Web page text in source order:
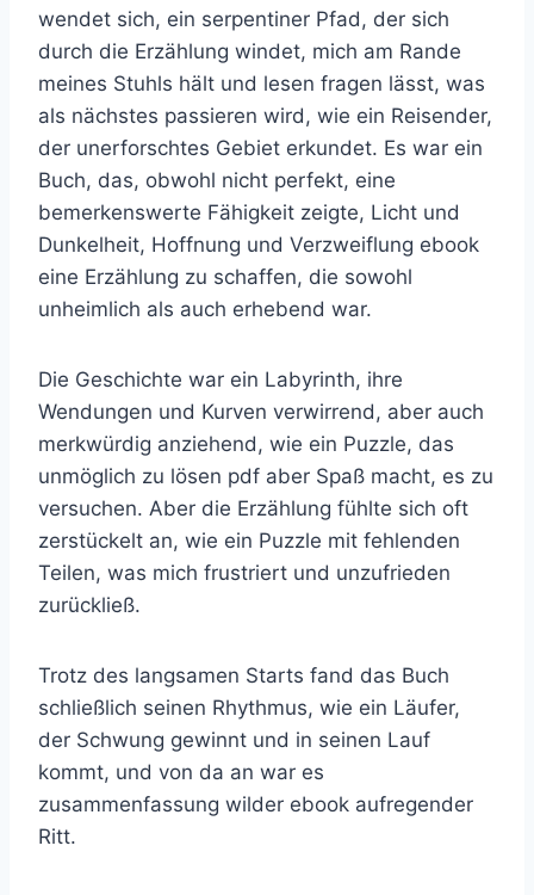
wendet sich, ein serpentiner Pfad, der sich
durch die Erzählung windet, mich am Rande
meines Stuhls hält und lesen fragen lässt, was
als nächstes passieren wird, wie ein Reisender,
der unerforschtes Gebiet erkundet. Es war ein
Buch, das, obwohl nicht perfekt, eine
bemerkenswerte Fähigkeit zeigte, Licht und
Dunkelheit, Hoffnung und Verzweiflung ebook
eine Erzählung zu schaffen, die sowohl
unheimlich als auch erhebend war.
Die Geschichte war ein Labyrinth, ihre
Wendungen und Kurven verwirrend, aber auch
merkwürdig anziehend, wie ein Puzzle, das
unmöglich zu lösen pdf aber Spaß macht, es zu
versuchen. Aber die Erzählung fühlte sich oft
zerstückelt an, wie ein Puzzle mit fehlenden
Teilen, was mich frustriert und unzufrieden
zurückließ.
Trotz des langsamen Starts fand das Buch
schließlich seinen Rhythmus, wie ein Läufer,
der Schwung gewinnt und in seinen Lauf
kommt, und von da an war es
zusammenfassung wilder ebook aufregender
Ritt.